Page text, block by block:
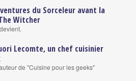
du Sorceleur avant la
Witcher
Lecomte, un chef cuisinier
de "Cuisine pour les geeks"